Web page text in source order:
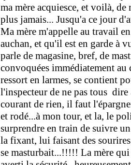
ma mère acquiesce, et voilà,
plus jamais... Jusqu'a ce jour
Ma mère m'appelle au travail
auchan, et qu'il est en garde à
parle de magasine, bref, de
convoquées immédiatement au
ressort en larmes, se contient
l'inspecteur de ne pas tous dire
courant de rien, il faut
et rodé...à mon tour, et la, le
surprendre en train de suivre
la fixant, lui faisant des
se masturbait...!!!!! La mère